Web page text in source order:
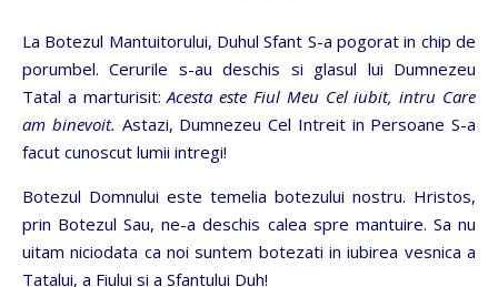
La Botezul Mantuitorului, Duhul Sfant S-a pogorat in chip de
porumbel. Cerurile s-au deschis si glasul lui Dumnezeu
Tatal a marturisit:Acesta este Fiul Meu Cel iubit, intru Care
am binevoit. Astazi, Dumnezeu Cel Intreit in Persoane S-a
facut cunoscut lumii intregi!
Botezul Domnului este temelia botezului nostru. Hristos,
prin Botezul Sau, ne-a deschis calea spre mantuire. Sa nu
uitam niciodata ca noi suntem botezati in iubirea vesnica a
Tatalui, a Fiului si a Sfantului Duh!